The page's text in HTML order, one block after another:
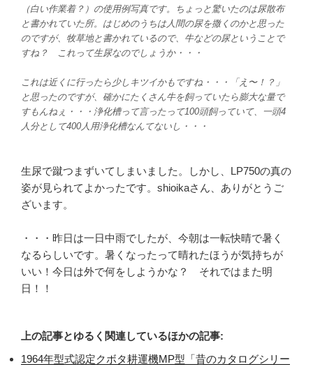
（白い作業着？）の使用例写真です。ちょっと驚いたのは尿散布
と書かれていた所。はじめのうちは人間の尿を撒くのかと思った
のですが、牧草地と書かれているので、牛などの尿ということで
すね？ これって生尿なのでしょうか・・・
これは近くに行ったら少しキツイかもですね・・・「え〜！？」
と思ったのですが、確かにたくさん牛を飼っていたら膨大な量で
すもんねぇ・・・浄化槽って言ったって100頭飼っていて、一頭4
人分として400人用浄化槽なんてないし・・・
生尿で蹴つまずいてしまいました。しかし、LP750の真の
姿が見られてよかったです。shioikaさん、ありがとうご
ざいます。
・・・昨日は一日中雨でしたが、今朝は一転快晴で暑く
なるらしいです。暑くなったって晴れたほうが気持ちが
いい！今日は外で何をしようかな？ それではまた明
日！！
上の記事とゆるく関連しているほかの記事:
1964年型式認定クボタ耕運機MP型「昔のカタログシリー